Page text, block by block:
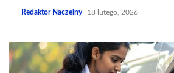
Redaktor Naczelny 18 lutego, 2026